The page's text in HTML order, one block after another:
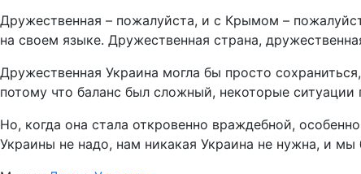
Дружественная – пожалуйста, и с Крымом –
на своем языке. Дружественная страна,
Дружественная Украина могла бы просто
потому что баланс был сложный, некоторые
Но, когда она стала откровенно враждебной,
Украины не надо, нам никакая Украина не нужна, и